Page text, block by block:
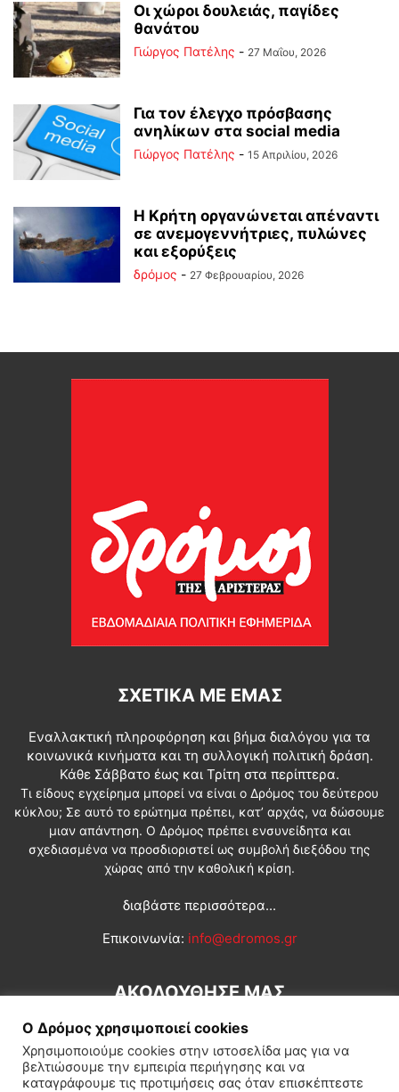
Οι χώροι δουλειάς, παγίδες
θανάτου
Γιώργος Πατέλης - 27 Μαΐου, 2026
Για τον έλεγχο πρόσβασης
ανηλίκων στα social media
Γιώργος Πατέλης - 15 Απριλίου, 2026
Η Κρήτη οργανώνεται απέναντι
σε ανεμογεννήτριες, πυλώνες
και εξορύξεις
δρόμος - 27 Φεβρουαρίου, 2026
ΣΧΕΤΙΚΆ ΜΕ ΕΜΆΣ
Εναλλακτική πληροφόρηση και βήμα διαλόγου για τα
κοινωνικά κινήματα και τη συλλογική πολιτική δράση.
Κάθε Σάββατο έως και Τρίτη στα περίπτερα.
Τι είδους εγχείρημα μπορεί να είναι ο Δρόμος του δεύτερου
κύκλου; Σε αυτό το ερώτημα πρέπει, κατ’ αρχάς, να δώσουμε
μιαν απάντηση. Ο Δρόμος πρέπει ενσυνείδητα και
σχεδιασμένα να προσδιοριστεί ως συμβολή διεξόδου της
χώρας από την καθολική κρίση.
διαβάστε περισσότερα...
Επικοινωνία: info@edromos.gr
ΑΚΟΛΟΥΘΗΣΕ ΜΑΣ
Ο Δρόμος χρησιμοποιεί cookies
Χρησιμοποιούμε cookies στην ιστοσελίδα μας για να
βελτιώσουμε την εμπειρία περιήγησης και να
καταγράφουμε τις προτιμήσεις σας όταν επισκέπτεστε